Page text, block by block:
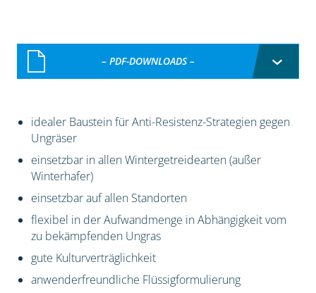
– PDF-DOWNLOADS –
idealer Baustein für Anti-Resistenz-Strategien gegen
Ungräser
einsetzbar in allen Wintergetreidearten (außer
Winterhafer)
einsetzbar auf allen Standorten
flexibel in der Aufwandmenge in Abhängigkeit vom
zu bekämpfenden Ungras
gute Kulturverträglichkeit
anwenderfreundliche Flüssigformulierung